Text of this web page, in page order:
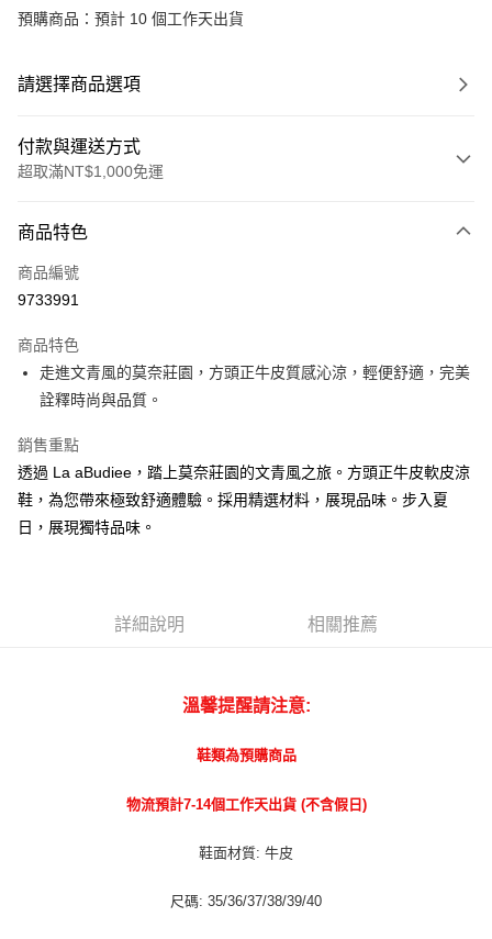
預購商品：預計 10 個工作天出貨
請選擇商品選項
付款與運送方式
超取滿NT$1,000免運
信用卡一次付款
LINE Pay
悠遊付
ATM付款
貨到付款
運送方式
付款後全家純取貨
每筆NT$100，滿NT$1,500(含以上)免運費
每筆NT$100，滿NT$1,000(含以上)免運費
商品特色
商品編號
9733991
商品特色
走進文青風的莫奈莊園，方頭正牛皮質感沁涼，輕便舒適，完美
詮釋時尚與品質。
銷售重點
透過 La aBudiee，踏上莫奈莊園的文青風之旅。方頭正牛皮軟皮涼
鞋，為您帶來極致舒適體驗。採用精選材料，展現品味。步入夏
日，展現獨特品味。
詳細說明 相關推薦
溫馨提醒請注意:
鞋類為預購商品
物流預計7-14個工作天出貨 (不含假日)
鞋面材質: 牛皮
尺碼: 35/36/37/38/39/40